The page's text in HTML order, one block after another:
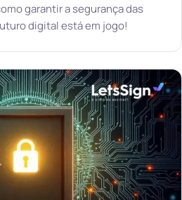
garantir a segurança das
digital está em jogo!